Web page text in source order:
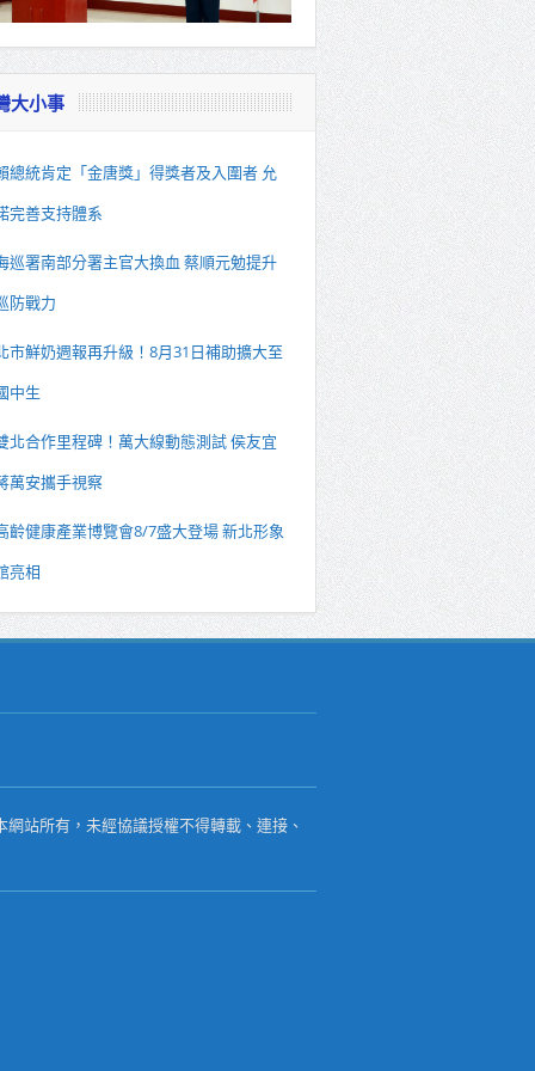
大小事
總統肯定「金唐獎」得獎者及入圍者 允
完善支持體系
巡署南部分署主官大換血 蔡順元勉提升
防戰力
市鮮奶週報再升級！8月31日補助擴大至
中生
北合作里程碑！萬大線動態測試 侯友宜
萬安攜手視察
齡健康產業博覽會8/7盛大登場 新北形象
亮相
站所有，未經協議授權不得轉載、連接、